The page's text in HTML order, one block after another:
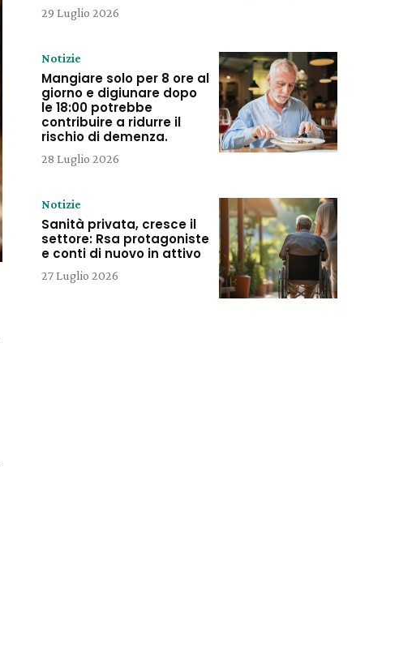
29 Luglio 2026
Notizie
Mangiare solo per 8 ore al
giorno e digiunare dopo
le 18:00 potrebbe
contribuire a ridurre il
rischio di demenza.
28 Luglio 2026
Notizie
Sanità privata, cresce il
settore: Rsa protagoniste
e conti di nuovo in attivo
27 Luglio 2026